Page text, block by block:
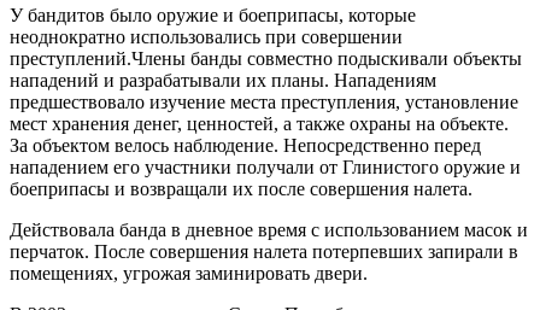
У бандитов было оружие и боеприпасы, которые
неоднократно использовались при совершении
преступлений.Члены банды совместно подыскивали объекты
нападений и разрабатывали их планы. Нападениям
предшествовало изучение места преступления, установление
мест хранения денег, ценностей, а также охраны на объекте.
За объектом велось наблюдение. Непосредственно перед
нападением его участники получали от Глинистого оружие и
боеприпасы и возвращали их после совершения налета.
Действовала банда в дневное время с использованием масок и
перчаток. После совершения налета потерпевших запирали в
помещениях, угрожая заминировать двери.